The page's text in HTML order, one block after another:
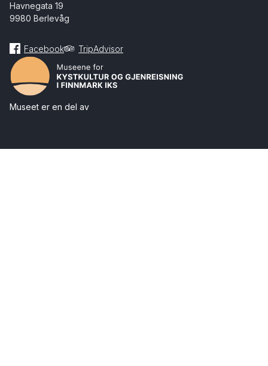
Havnegata 19
9980 Berlevåg
Facebook TripAdvisor
Museet er en del av